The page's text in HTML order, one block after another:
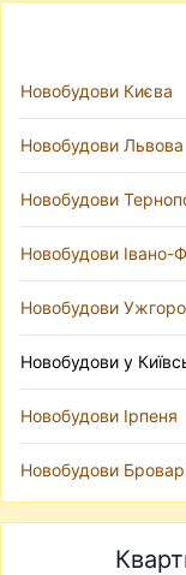
Новобудови Києва
Новобудови Львова
Новобудови
Новобудови Івано-
Новобудови
Новобудови у
Новобудови Ірпеня
Новобудови